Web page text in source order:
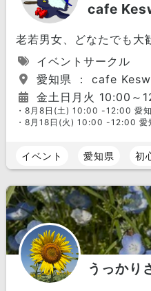
cafe
老若男女、どなたでも大
イベントサークル
愛知県 ： cafe
金土日月火 10:00～
・8月8日(土) 10:00 -12:00 愛
・8月18日(火) 10:00 -12:00 愛
イベント 愛知県 初
うっかり